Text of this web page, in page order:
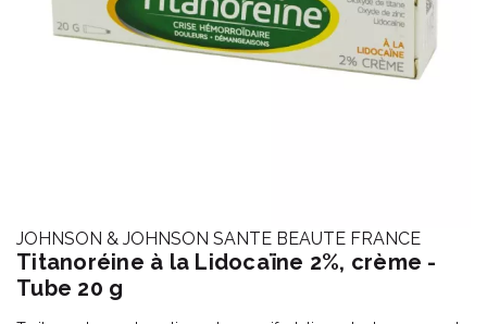
JOHNSON & JOHNSON SANTE BEAUTE FRANCE
Titanoréine à la Lidocaïne 2%, crème -
Tube 20 g